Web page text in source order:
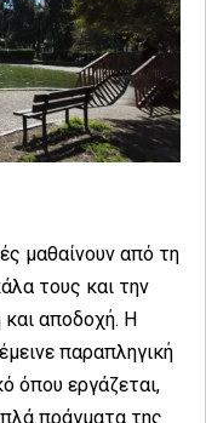
μαθαίνουν από τη
τους και την
και αποδοχή. Η
παραπληγική
όπου εργάζεται,
πράγματα της